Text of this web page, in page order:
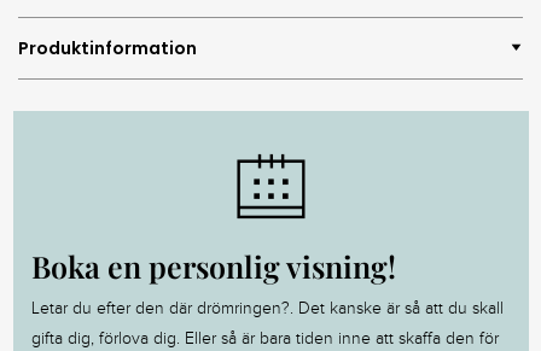
Produktinformation
Boka en personlig visning!
Letar du efter den där drömringen?. Det kanske är så att du skall
gifta dig, förlova dig. Eller så är bara tiden inne att skaffa den för